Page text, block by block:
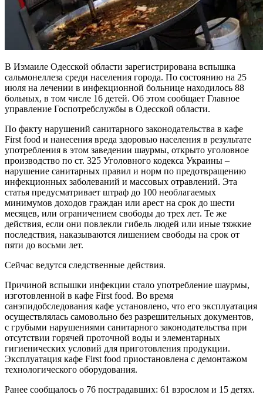
В Измаиле Одесской области зарегистрирована вспышка
сальмонеллеза среди населения города. По состоянию на 25
июля на лечении в инфекционной больнице находилось 88
больных, в том числе 16 детей. Об этом сообщает Главное
управление Госпотребслужбы в Одесской области.
По факту нарушений санитарного законодательства в кафе
First food и нанесения вреда здоровью населения в результате
употребления в этом заведении шаурмы, открыто уголовное
производство по ст. 325 Уголовного кодекса Украины –
нарушение санитарных правил и норм по предотвращению
инфекционных заболеваний и массовых отравлений. Эта
статья предусматривает штраф до 100 необлагаемых
минимумов доходов граждан или арест на срок до шести
месяцев, или ограничением свободы до трех лет. Те же
действия, если они повлекли гибель людей или иные тяжкие
последствия, наказываются лишением свободы на срок от
пяти до восьми лет.
Сейчас ведутся следственные действия.
Причиной вспышки инфекции стало употребление шаурмы,
изготовленной в кафе First food. Во время
санэпидобследования кафе установлено, что его эксплуатация
осуществлялась самовольно без разрешительных документов,
с грубыми нарушениями санитарного законодательства при
отсутствии горячей проточной воды и элементарных
гигиенических условий для приготовления продукции.
Эксплуатация кафе First food приостановлена с демонтажом
технологического оборудования.
Ранее сообщалось о 76 пострадавших: 61 взрослом и 15 детях.